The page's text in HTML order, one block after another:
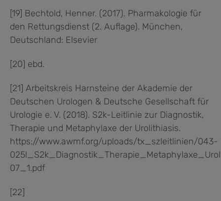
[19] Bechtold, Henner. (2017). Pharmakologie für
den Rettungsdienst (2. Auflage). München,
Deutschland: Elsevier
[20] ebd.
[21] Arbeitskreis Harnsteine der Akademie der
Deutschen Urologen & Deutsche Gesellschaft für
Urologie e. V. (2018). S2k-Leitlinie zur Diagnostik,
Therapie und Metaphylaxe der Urolithiasis.
https://www.awmf.org/uploads/tx_szleitlinien/043-
07_1.pdf
[22]